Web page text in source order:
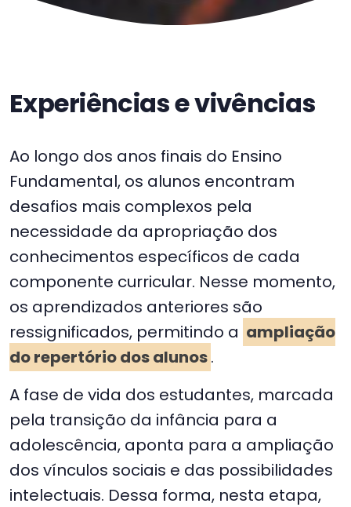
Experiências e vivências
Ao longo dos anos finais do Ensino
Fundamental, os alunos encontram
desafios mais complexos pela
necessidade da apropriação dos
conhecimentos específicos de cada
componente curricular. Nesse momento,
os aprendizados anteriores são
ressignificados, permitindo a ampliação
do repertório dos alunos.
A fase de vida dos estudantes, marcada
pela transição da infância para a
adolescência, aponta para a ampliação
dos vínculos sociais e das possibilidades
intelectuais. Dessa forma, nesta etapa,